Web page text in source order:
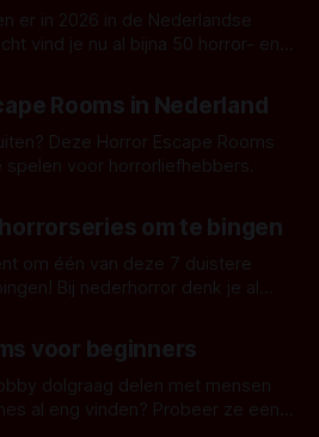
er in 2026 in de Nederlandse
vind je nu al bijna 50 horror- en
Rooms in Nederland
Deze Horror Escape Rooms
voor horrorliefhebbers.
om te bingen
om één van deze 7 duistere
denk je al
Maar Nederlandse horror
een aantal Nederlandse tv-
series uit het duistere of horrorgenre. Als
voor beginners
dolgraag delen met mensen
al eng vinden? Probeer ze eens